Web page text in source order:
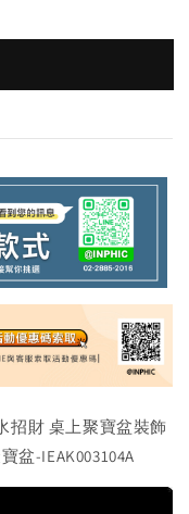
招財 桌上聚寶盆裝飾
盆-IEAK003104A